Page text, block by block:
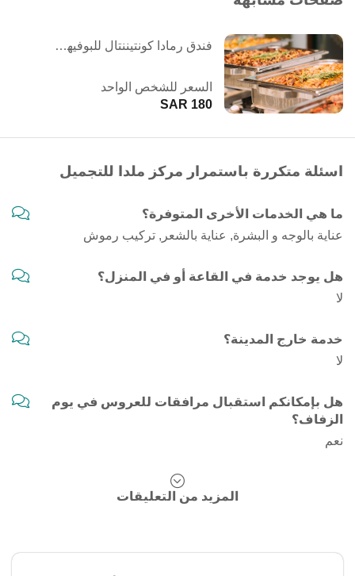
فندق رمادا كونتيننتال للبوفيهات الخارجية
السعر للشخص الواحد
180 SAR
اسئلة متكررة باستمرار مركز ملدا للتجميل
ما هي الخدمات الأخرى المتوفرة؟
عناية بالوجه و البشرة, عناية بالشعر, تركيب رموش
هل يوجد خدمة في القاعة أو في المنزل؟
لا
خدمة خارج المدينة؟
لا
هل بإمكانكم استقبال مرافقات للعروس في يوم
الزفاف؟
نعم
المزيد من التعليقات